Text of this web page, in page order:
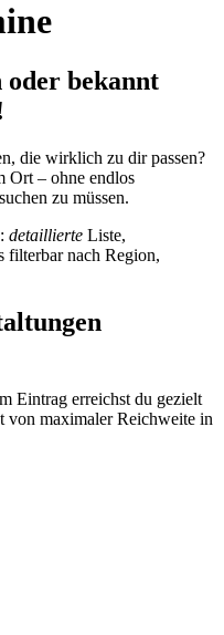
oder bekannt
die wirklich zu dir passen?
Ort – ohne endlos
zu müssen.
detaillierte Liste,
filterbar nach Region,
Eintrag erreichst du gezielt
von maximaler Reichweite in